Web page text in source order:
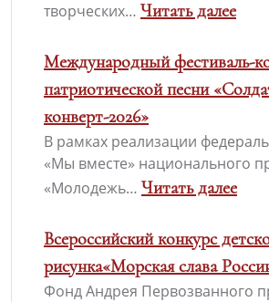
творческих… Читать далее
Международный фестиваль-
патриотической песни
конверт-2026»
В рамках реализации
«Мы вместе» национального
«Молодежь… Читать далее
Всероссийский конкурс
рисунка«Морская слава
Фонд Андрея Первозванного